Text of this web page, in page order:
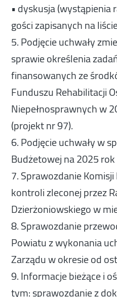
• dyskusja
gości zapisanych na
5. Podjęcie uchwały
sprawie określenia
finansowanych ze
Funduszu Rehabilitacji
Niepełnosprawnych w
(projekt nr 97).
6. Podjęcie uchwały w
Budżetowej na 2025
7. Sprawozdanie
kontroli zleconej przez
Dzierżoniowskiego w
8. Sprawozdanie
Powiatu z wykonania
Zarządu w okresie od
9. Informacje bieżące i
tym: sprawozdanie z